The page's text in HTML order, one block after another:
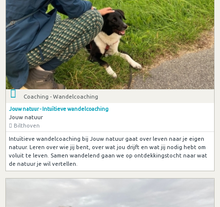
Coaching - Wandelcoaching
Jouw natuur - Intuïtieve wandelcoaching
Jouw natuur
Bilthoven
Intuïtieve wandelcoaching bij Jouw natuur gaat over leven naar je eigen
natuur. Leren over wie jij bent, over wat jou drijft en wat jij nodig hebt om
voluit te leven. Samen wandelend gaan we op ontdekkingstocht naar wat
de natuur je wil vertellen.